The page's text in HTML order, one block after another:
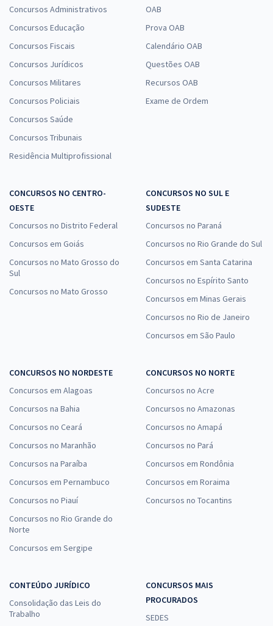
Concursos Administrativos
Concursos Educação
Concursos Fiscais
Concursos Jurídicos
Concursos Militares
Concursos Policiais
Concursos Saúde
Concursos Tribunais
Residência Multiprofissional
OAB
Prova OAB
Calendário OAB
Questões OAB
Recursos OAB
Exame de Ordem
CONCURSOS NO CENTRO-
OESTE
Concursos no Distrito Federal
Concursos em Goiás
Concursos no Mato Grosso do
Sul
Concursos no Mato Grosso
CONCURSOS NO SUL E
SUDESTE
Concursos no Paraná
Concursos no Rio Grande do Sul
Concursos em Santa Catarina
Concursos no Espírito Santo
Concursos em Minas Gerais
Concursos no Rio de Janeiro
Concursos em São Paulo
CONCURSOS NO NORDESTE
Concursos em Alagoas
Concursos na Bahia
Concursos no Ceará
Concursos no Maranhão
Concursos na Paraíba
Concursos em Pernambuco
Concursos no Piauí
Concursos no Rio Grande do
Norte
Concursos em Sergipe
CONCURSOS NO NORTE
Concursos no Acre
Concursos no Amazonas
Concursos no Amapá
Concursos no Pará
Concursos em Rondônia
Concursos em Roraima
Concursos no Tocantins
CONTEÚDO JURÍDICO
Consolidação das Leis do
Trabalho
CONCURSOS MAIS
PROCURADOS
SEDES